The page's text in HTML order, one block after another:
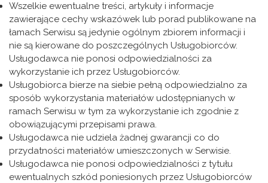
Wszelkie ewentualne treści, artykuły i informacje
zawierające cechy wskazówek lub porad publikowane na
łamach Serwisu są jedynie ogólnym zbiorem informacji i
nie są kierowane do poszczególnych Usługobiorców.
Usługodawca nie ponosi odpowiedzialności za
wykorzystanie ich przez Usługobiorców.
Usługobiorca bierze na siebie pełną odpowiedzialno za
sposób wykorzystania materiałów udostępnianych w
ramach Serwisu w tym za wykorzystanie ich zgodnie z
obowiązującymi przepisami prawa.
Usługodawca nie udziela żadnej gwarancji co do
przydatności materiałów umieszczonych w Serwisie.
Usługodawca nie ponosi odpowiedzialności z tytułu
ewentualnych szkód poniesionych przez Usługobiorców